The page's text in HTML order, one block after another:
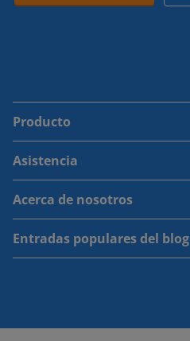
Producto
Asistencia
Acerca de nosotros
Entradas populares del blog